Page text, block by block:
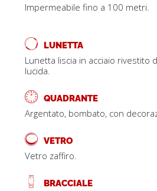
Impermeabile fino a 100 metri.
LUNETTA
Lunetta liscia in acciaio
lucida.
QUADRANTE
Argentato, bombato, con
VETRO
Vetro zaffiro.
BRACCIALE